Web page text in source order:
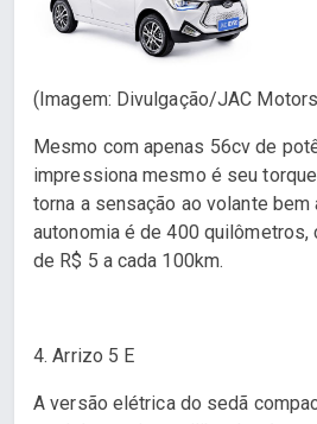
(Imagem: Divulgação/JAC
Mesmo com apenas 56cv de
impressiona mesmo é seu
torna a sensação ao volante
autonomia é de 400 quilômetros,
de R$ 5 a cada 100km.
4. Arrizo 5 E
A versão elétrica do sedã